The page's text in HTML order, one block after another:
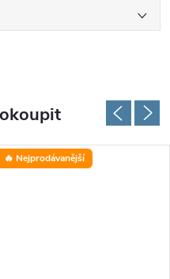
🔥 Nejprodávanější